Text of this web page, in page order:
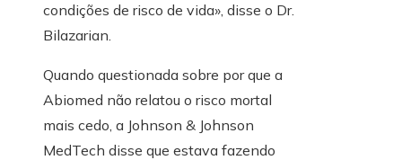
condições de risco de vida», disse o Dr.
Bilazarian.
Quando questionada sobre por que a
Abiomed não relatou o risco mortal
mais cedo, a Johnson & Johnson
MedTech disse que estava fazendo